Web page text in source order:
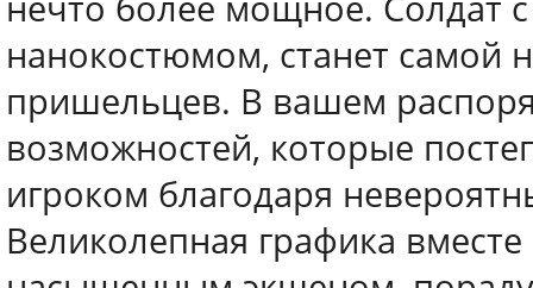
нанокостюмом, станет самой
пришельцев. В вашем
возможностей, которые
игроком благодаря
Великолепная графика